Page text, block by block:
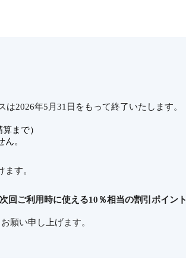
2026年5月31日をもって終了いたします。
まで）
。
す。
次回ご利用時に使える10％相当の割引ポイント
願い申し上げます。